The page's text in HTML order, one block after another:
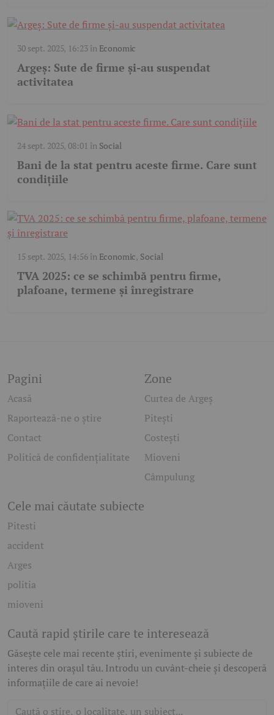
30 sept. 2025, 16:23în Economic
Argeș: Sute de firme și-au suspendat
activitatea
24 sept. 2025, 08:01 în Social
Bani de la stat pentru aceste firme. Care sunt
condițiile
15 sept. 2025, 14:56în Economic, Social
TVA 2025: ce se schimbă pentru firme,
plafoane, termene și înregistrare
Pagini
Acasă
Raportează-ne o știre
Contact
Politică de confidențialitate
Zone
Curtea de Argeș
Pitești
Costești
Mioveni
Câmpulung
Cele mai căutate subiecte
Pitesti
accident
Arges
politia
mioveni
Caută rapid știrile care te interesează
Găsește cele mai recente știri, evenimente și subiecte de
interes din orașul tău. Introdu un cuvânt-cheie și descoperă
informațiile de care ai nevoie!